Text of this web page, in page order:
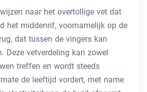
naar het overtollige vet dat
het middenrif, voornamelijk op de
dat tussen de vingers kan
Deze vetverdeling kan zowel
treffen en wordt steeds
de leeftijd vordert, met name